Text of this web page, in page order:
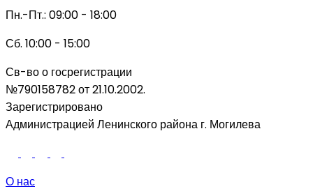
Пн.-Пт.: 09:00 - 18:00
Сб. 10:00 - 15:00
Св-во о госрегистрации
№790158782 от 21.10.2002.
Зарегистрировано
Администрацией Ленинского района г. Могилева
О нас